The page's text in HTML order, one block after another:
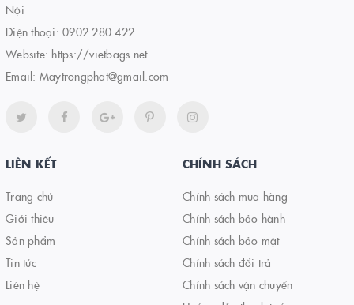
Nội
Điện thoại: 0902 280 422
Website: https://vietbags.net
Email: Maytrongphat@gmail.com
LIÊN KẾT
Trang chủ
Giới thiệu
Sản phẩm
Tin tức
Liên hệ
CHÍNH SÁCH
Chính sách mua hàng
Chính sách bảo hành
Chính sách bảo mật
Chính sách đổi trả
Chính sách vận chuyển